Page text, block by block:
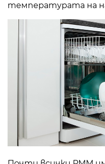
температурата на